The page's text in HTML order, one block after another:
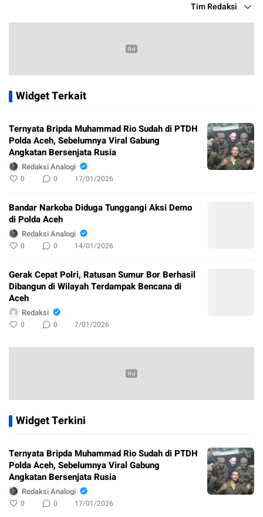
Tim Redaksi
Widget Terkait
Ternyata Bripda Muhammad Rio Sudah di PTDH
Polda Aceh, Sebelumnya Viral Gabung
Angkatan Bersenjata Rusia
Redaksi Analogi
0 0 17/01/2026
Bandar Narkoba Diduga Tunggangi Aksi Demo
di Polda Aceh
Redaksi Analogi
0 0 14/01/2026
Gerak Cepat Polri, Ratusan Sumur Bor Berhasil
Dibangun di Wilayah Terdampak Bencana di
Aceh
Redaksi
0 0 7/01/2026
Widget Terkini
Ternyata Bripda Muhammad Rio Sudah di PTDH
Polda Aceh, Sebelumnya Viral Gabung
Angkatan Bersenjata Rusia
Redaksi Analogi
0 0 17/01/2026